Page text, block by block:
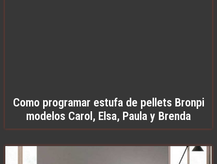
Como programar estufa de pellets Bronpi
modelos Carol, Elsa, Paula y Brenda